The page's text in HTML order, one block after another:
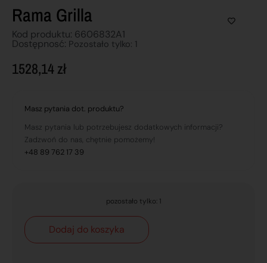
Rama Grilla
Kod produktu: 6606832A1
Dostępnosć: Pozostało tylko: 1
1528,14zł
Masz pytania dot. produktu?
Masz pytania lub potrzebujesz dodatkowych informacji?
Zadzwoń do nas, chętnie pomożemy!
+48 89 762 17 39
pozostało tylko: 1
Dodaj do koszyka